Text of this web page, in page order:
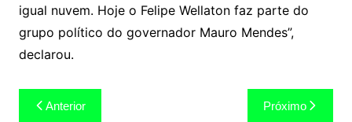
igual nuvem. Hoje o Felipe Wellaton faz parte do
grupo político do governador Mauro Mendes”,
declarou.
Navegação
Anterior Próximo